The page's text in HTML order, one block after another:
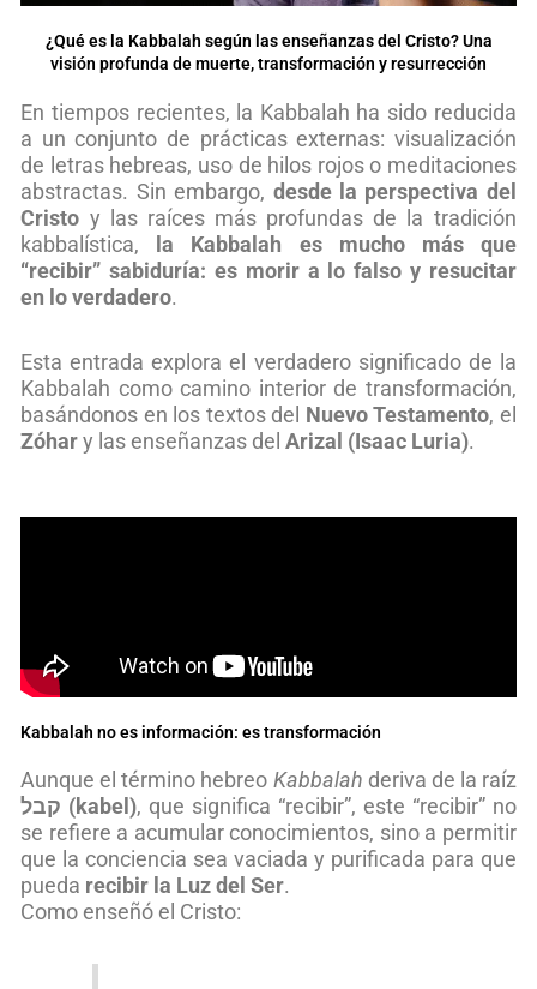
¿Qué es la Kabbalah según las enseñanzas del Cristo? Una
visión profunda de muerte, transformación y resurrección
En tiempos recientes, la Kabbalah ha sido reducida
a un conjunto de prácticas externas: visualización
de letras hebreas, uso de hilos rojos o meditaciones
abstractas. Sin embargo, desde la perspectiva del
Cristo y las raíces más profundas de la tradición
kabbalística,
la Kabbalah es mucho más que
“recibir” sabiduría: es morir a lo falso y resucitar
en lo verdadero.
Esta entrada explora el verdadero significado de la
Kabbalah como camino interior de transformación,
basándonos en los textos del Nuevo Testamento, el
Zóhary las enseñanzas delArizal (Isaac Luria).
Kabbalah no es información: es transformación
Aunque el término hebreo Kabbalah deriva de la raíz
קבל (kabel), que significa “recibir”, este “recibir” no
se refiere a acumular conocimientos, sino a permitir
que la conciencia sea vaciada y purificada para que
pueda recibir la Luz del Ser.
Como enseñó el Cristo: